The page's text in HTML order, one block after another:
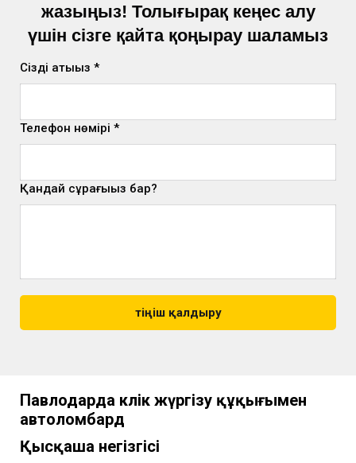
жазыңыз! Толығырақ кеңес алу
үшін сізге қайта қоңырау шаламыз
Сіздің атыңыз *
Телефон нөмірі *
Қандай сұрағыңыз бар?
Өтіңіш қалдыру
Павлодарда көлік жүргізу құқығымен
автоломбард
Қысқаша негізгісі